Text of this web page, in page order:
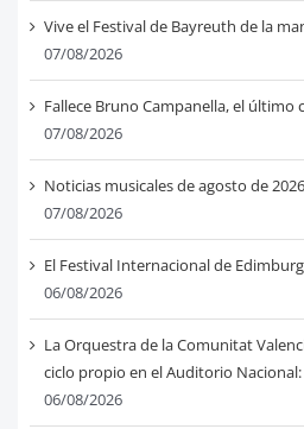
Vive el Festival de Bayreuth de la
07/08/2026
Fallece Bruno Campanella, el último
07/08/2026
Noticias musicales de agosto de 2026
07/08/2026
El Festival Internacional de
06/08/2026
La Orquestra de la Comunitat
ciclo propio en el Auditorio
06/08/2026